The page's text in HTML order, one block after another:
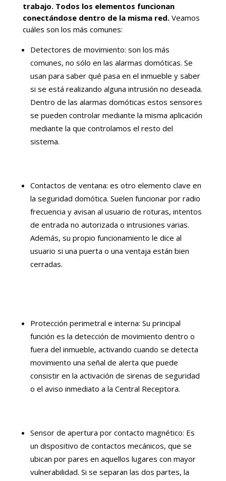
trabajo. Todos los elementos funcionan
conectándose dentro de la misma red.Veamos
cuáles son los más comunes:
Detectores de movimiento: son los más
comunes, no sólo en las alarmas domóticas. Se
usan para saber qué pasa en el inmueble y saber
si se está realizando alguna intrusión no deseada.
Dentro de las alarmas domóticas estos sensores
se pueden controlar mediante la misma aplicación
mediante la que controlamos el resto del
sistema.
Contactos de ventana: es otro elemento clave en
la seguridad domótica. Suelen funcionar por radio
frecuencia y avisan al usuario de roturas, intentos
de entrada no autorizada o intrusiones varias.
Además, su propio funcionamiento le dice al
usuario si una puerta o una ventaja están bien
cerradas.
Protección perimetral e interna: Su principal
función es la detección de movimiento dentro o
fuera del inmueble, activando cuando se detecta
movimiento una señal de alerta que puede
consistir en la activación de sirenas de seguridad
o el aviso inmediato a la Central Receptora.
Sensor de apertura por contacto magnético: Es
un dispositivo de contactos mecánicos, que se
ubican por pares en aquellos lugares con mayor
vulnerabilidad. Si se separan las dos partes, la